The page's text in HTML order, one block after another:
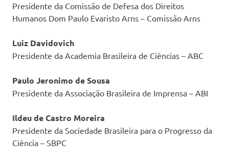
Presidente da Comissão de Defesa dos Direitos
Humanos Dom Paulo Evaristo Arns – Comissão Arns
Luiz Davidovich
Presidente da Academia Brasileira de Ciências – ABC
Paulo Jeronimo de Sousa
Presidente da Associação Brasileira de Imprensa – ABI
Ildeu de Castro Moreira
Presidente da Sociedade Brasileira para o Progresso da
Ciência – SBPC